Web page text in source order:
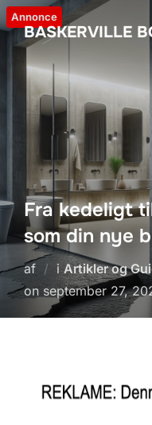
Videre
til
indhold
BASKERVILLE
Annonce
Fra kedeligt
som din nye
af iArtikler og
on Udgivet
d.
september 27,